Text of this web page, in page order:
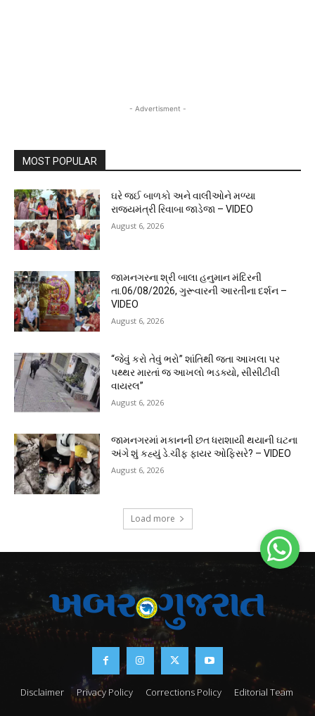
- Advertisment -
MOST POPULAR
ઘરે જઈ બાળકો અને વાલીઓને મળ્યા
રાજ્યમંત્રી રિવાબા જાડેજા – VIDEO
August 6, 2026
જામનગરના શ્રી બાલા હનુમાન મંદિરની
તા.06/08/2026, ગુરૂવારની આરતીના દર્શન –
VIDEO
August 6, 2026
“જેવું કરો તેવું ભરો” શાંતિથી જતા આખલા પર
પથ્થર મારતાં જ આખલો ભડક્યો, સીસીટીવી
વાયરલ”
August 6, 2026
જામનગરમાં મકાનની છત ધરાશાયી થયાની ઘટના
અંગે શું કહ્યું ડે.ચીફ ફાયર ઓફિસરે? – VIDEO
August 6, 2026
Load more
Disclaimer Privacy Policy Corrections Policy Editorial Team